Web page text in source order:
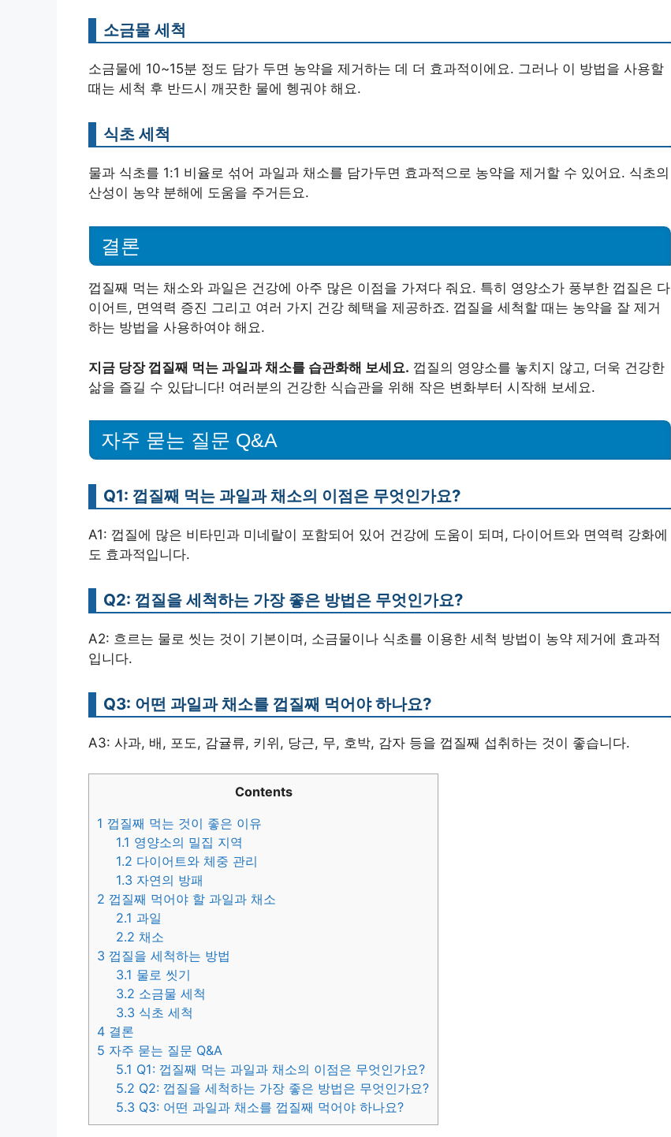
소금물 세척
소금물에 10~15분 정도 담가 두면 농약을 제거하는 데 더 효과적이에요. 그러나 이 방법을 사용할
때는 세척 후 반드시 깨끗한 물에 헹궈야 해요.
식초 세척
물과 식초를 1:1 비율로 섞어 과일과 채소를 담가두면 효과적으로 농약을 제거할 수 있어요. 식초의
산성이 농약 분해에 도움을 주거든요.
결론
껍질째 먹는 채소와 과일은 건강에 아주 많은 이점을 가져다 줘요. 특히 영양소가 풍부한 껍질은 다
이어트, 면역력 증진 그리고 여러 가지 건강 혜택을 제공하죠. 껍질을 세척할 때는 농약을 잘 제거
하는 방법을 사용하여야 해요.
지금 당장 껍질째 먹는 과일과 채소를 습관화해 보세요. 껍질의 영양소를 놓치지 않고, 더욱 건강한
삶을 즐길 수 있답니다! 여러분의 건강한 식습관을 위해 작은 변화부터 시작해 보세요.
자주 묻는 질문 Q&A
Q1: 껍질째 먹는 과일과 채소의 이점은 무엇인가요?
A1: 껍질에 많은 비타민과 미네랄이 포함되어 있어 건강에 도움이 되며, 다이어트와 면역력 강화에
도 효과적입니다.
Q2: 껍질을 세척하는 가장 좋은 방법은 무엇인가요?
A2: 흐르는 물로 씻는 것이 기본이며, 소금물이나 식초를 이용한 세척 방법이 농약 제거에 효과적
입니다.
Q3: 어떤 과일과 채소를 껍질째 먹어야 하나요?
A3: 사과, 배, 포도, 감귤류, 키위, 당근, 무, 호박, 감자 등을 껍질째 섭취하는 것이 좋습니다.
Contents
1 껍질째 먹는 것이 좋은 이유
1.1 영양소의 밀집 지역
1.2 다이어트와 체중 관리
1.3 자연의 방패
2 껍질째 먹어야 할 과일과 채소
2.1 과일
2.2 채소
3 껍질을 세척하는 방법
3.1 물로 씻기
3.2 소금물 세척
3.3 식초 세척
4 결론
5 자주 묻는 질문 Q&A
5.1 Q1: 껍질째 먹는 과일과 채소의 이점은 무엇인가요?
5.2 Q2: 껍질을 세척하는 가장 좋은 방법은 무엇인가요?
5.3 Q3: 어떤 과일과 채소를 껍질째 먹어야 하나요?